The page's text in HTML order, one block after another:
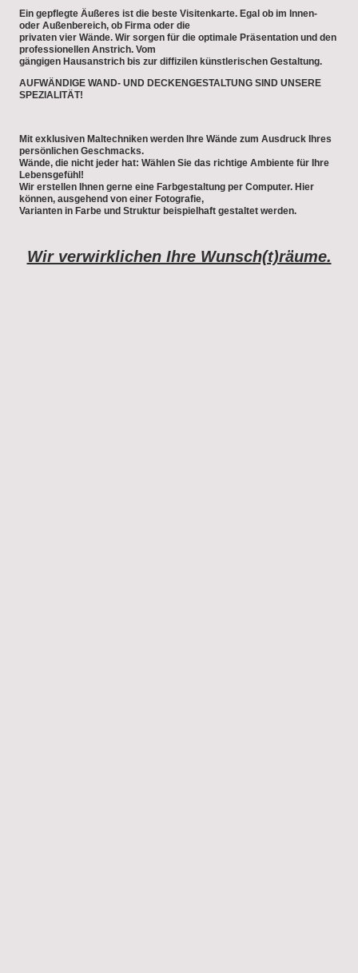
Ein gepflegte Äußeres ist die beste Visitenkarte. Egal ob im Innen-
oder Außenbereich, ob Firma oder die
privaten vier Wände. Wir sorgen für die optimale Präsentation und den
professionellen Anstrich. Vom
gängigen Hausanstrich bis zur diffizilen künstlerischen Gestaltung.
AUFWÄNDIGE WAND- UND DECKENGESTALTUNG SIND UNSERE
SPEZIALITÄT!
Mit exklusiven Maltechniken werden Ihre Wände zum Ausdruck Ihres
persönlichen Geschmacks.
Wände, die nicht jeder hat: Wählen Sie das richtige Ambiente für Ihre
Lebensgefühl!
Wir erstellen Ihnen gerne eine Farbgestaltung per Computer. Hier
können, ausgehend von einer Fotografie,
Varianten in Farbe und Struktur beispielhaft gestaltet werden.
Wir verwirklichen Ihre Wunsch(t)räume.